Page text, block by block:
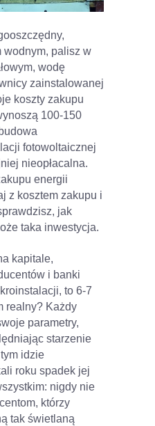
wodnym, palisz w
wodę
zainstalowanej
koszty zakupu
100-150
fotowoltaicznej
nieopłacalna.
energii
z kosztem zakupu i
jak
taka inwestycja.
kapitale,
i banki
to 6-7
realny? Każdy
parametry,
starzenie
idzie
roku spadek jej
nigdy nie
którzy
tak świetlaną